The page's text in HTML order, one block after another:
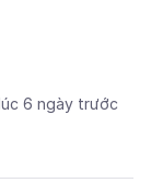
6 ngày trước